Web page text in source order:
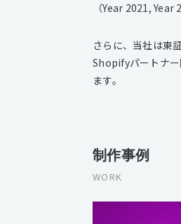
（Year 2021, Year
さらに、当社は東
Shopifyパートナ
ます。
制作事例
WORK